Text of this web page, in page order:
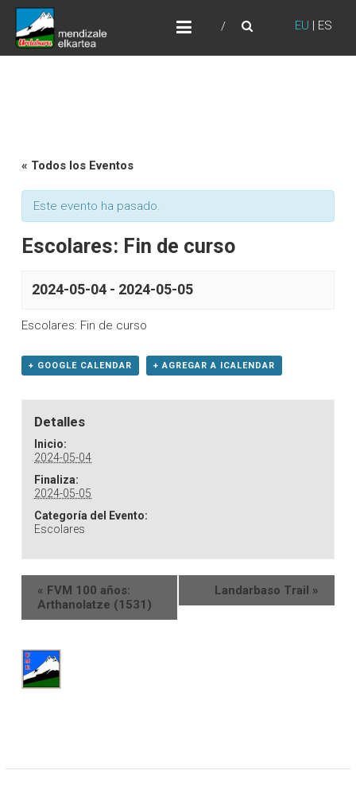
Skip
content
EU | ES
URDABURU
Grupo de Montaña
« Todos los Eventos
Este evento ha pasado.
Escolares: Fin de curso
2024-05-04- 2024-05-05
Escolares: Fin de curso
+ GOOGLE CALENDAR + AGREGAR A ICALENDAR
Detalles
Inicio:
2024-05-04
Finaliza:
2024-05-05
Categoría del Evento:
Escolares
« FVM 100 años:
Arthanolatze (1531)
Landarbaso Trail »